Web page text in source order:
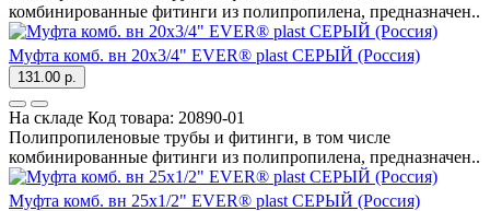
комбинированные фитинги из полипропилена, предназначен..
Муфта комб. вн 20х3/4" EVER® plast СЕРЫЙ (Россия)
131.00 р.
На складе Код товара: 20890-01
Полипропиленовые трубы и фитинги, в том числе
комбинированные фитинги из полипропилена, предназначен..
Муфта комб. вн 25х1/2" EVER® plast СЕРЫЙ (Россия)